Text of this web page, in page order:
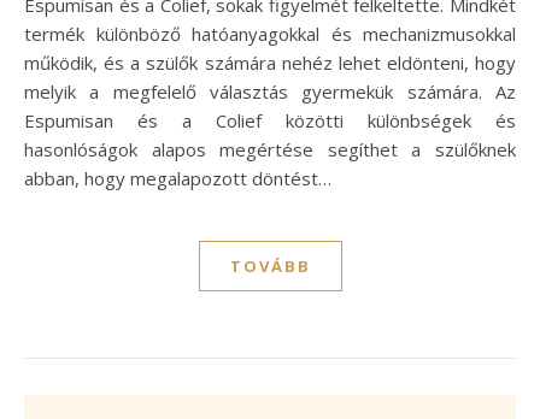
termék különböző hatóanyagokkal és mechanizmusokkal
működik, és a szülők számára nehéz lehet eldönteni, hogy
melyik a megfelelő választás gyermekük számára. Az
Espumisan és a Colief közötti különbségek és
hasonlóságok alapos megértése segíthet a szülőknek
abban, hogy megalapozott döntést…
TOVÁBB